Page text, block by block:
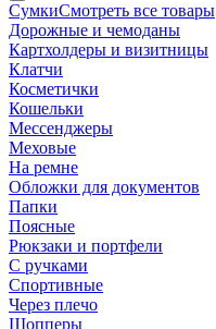
СумкиСмотреть все товары
Дорожные и чемоданы
Картхолдеры и визитницы
Клатчи
Косметички
Кошельки
Мессенджеры
Меховые
На ремне
Обложки для документов
Папки
Поясные
Рюкзаки и портфели
С ручками
Спортивные
Через плечо
Шопперы